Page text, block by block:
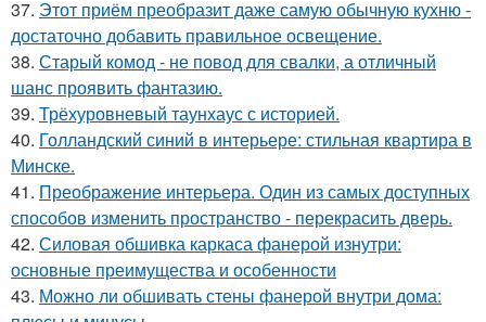
37. Этот приём преобразит даже самую обычную кухню -
достаточно добавить правильное освещение.
38. Старый комод - не повод для свалки, а отличный
шанс проявить фантазию.
39. Трёхуровневый таунхаус с историей.
40. Голландский синий в интерьере: стильная квартира в
Минске.
41. Преображение интерьера. Один из самых доступных
способов изменить пространство - перекрасить дверь.
42. Силовая обшивка каркаса фанерой изнутри:
основные преимущества и особенности
43. Можно ли обшивать стены фанерой внутри дома: